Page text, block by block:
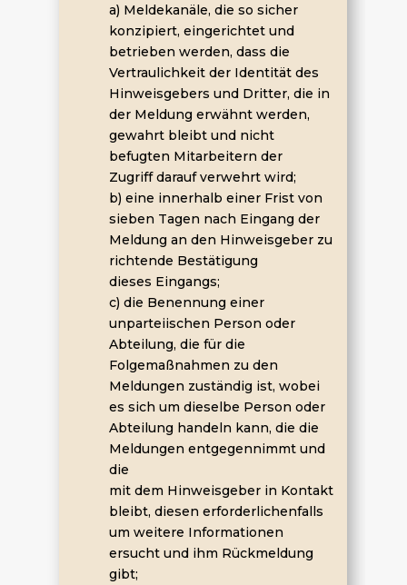
a) Meldekanäle, die so sicher
konzipiert, eingerichtet und
betrieben werden, dass die
Vertraulichkeit der Identität des
Hinweisgebers und Dritter, die in
der Meldung erwähnt werden,
gewahrt bleibt und nicht
befugten Mitarbeitern der
Zugriff darauf verwehrt wird;
b) eine innerhalb einer Frist von
sieben Tagen nach Eingang der
Meldung an den Hinweisgeber zu
richtende Bestätigung
dieses Eingangs;
c) die Benennung einer
unparteiischen Person oder
Abteilung, die für die
Folgemaßnahmen zu den
Meldungen zuständig ist, wobei
es sich um dieselbe Person oder
Abteilung handeln kann, die die
Meldungen entgegennimmt und
die
mit dem Hinweisgeber in Kontakt
bleibt, diesen erforderlichenfalls
um weitere Informationen
ersucht und ihm Rückmeldung
gibt;